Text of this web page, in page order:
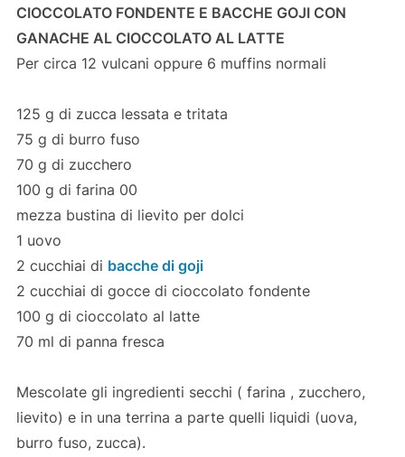
CIOCCOLATO FONDENTE E BACCHE GOJI CON
GANACHE AL CIOCCOLATO AL LATTE
Per circa 12 vulcani oppure 6 muffins normali
125 g di zucca lessata e tritata
75 g di burro fuso
70 g di zucchero
100 g di farina 00
mezza bustina di lievito per dolci
1 uovo
2 cucchiai di bacche di goji
2 cucchiai di gocce di cioccolato fondente
100 g di cioccolato al latte
70 ml di panna fresca
Mescolate gli ingredienti secchi ( farina , zucchero,
lievito) e in una terrina a parte quelli liquidi (uova,
burro fuso, zucca).